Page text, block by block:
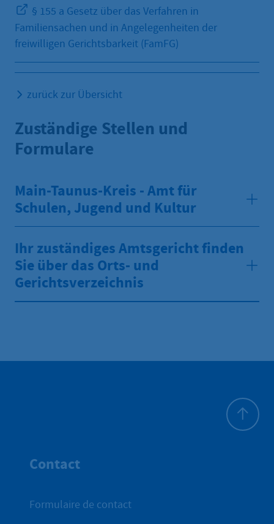
§ 155 a Gesetz über das Verfahren in
Familiensachen und in Angelegenheiten der
freiwilligen Gerichtsbarkeit (FamFG)
zurück zur Übersicht
Zuständige Stellen und
Formulare
Main-Taunus-Kreis - Amt für
Schulen, Jugend und Kultur
Ihr zuständiges Amtsgericht finden
Sie über das Orts- und
Gerichtsverzeichnis
Contact
Formulaire de contact